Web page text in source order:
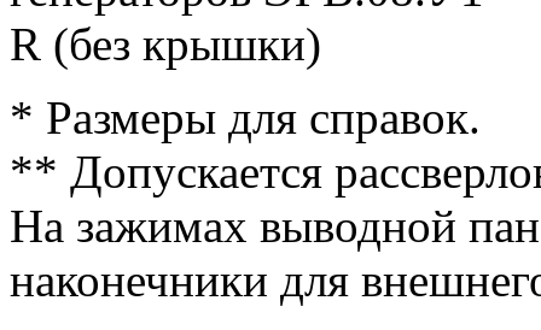
* Размеры для справок.
** Допускается
На зажимах выводной
наконечники для